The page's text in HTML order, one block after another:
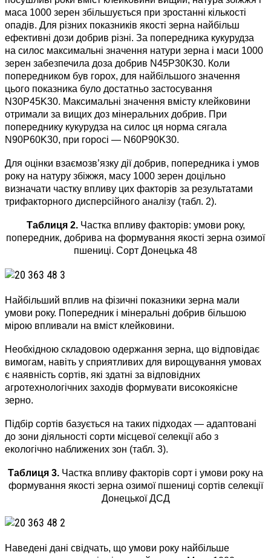
маса 1000 зерен збільшується при зростанні кількості
опадів. Для різних показників якості зерна найбільш
ефективні дози добрив різні. За попередника кукурудза
на силос максимальні значення натури зерна і маси 1000
зерен забезпечила доза добрив N45P30K30. Коли
попередником був горох, для найбільшого значення
цього показника було достатньо застосування
N30P45K30. Максимальні значення вмісту клейковини
отримали за вищих доз мінеральних добрив. При
попереднику кукурудза на силос ця норма сягала
N90P60K30, при горосі — N60P90K30.
Для оцінки взаємозв’язку дії добрив, попередника і умов
року на натуру збіжжя, масу 1000 зерен доцільно
визначати частку впливу цих факторів за результатами
трифакторного дисперсійного аналізу (табл. 2).
Таблиця 2. Частка впливу факторів: умови року,
попередник, добрива на формування якості зерна озимої
пшениці. Сорт Донецька 48
Найбільший вплив на фізичні показники зерна мали
умови року. Попередник і мінеральні добрив більшою
мірою впливали на вміст клейковини.
Необхідною складовою одержання зерна, що відповідає
вимогам, навіть у сприятливих для вирощування умовах
є наявність сортів, які здатні за відповідних
агротехнологічних заходів формувати високоякісне
зерно.
Підбір сортів базується на таких підходах — адаптовані
до зони діяльності сорти місцевої селекції або з
екологічно наближених зон (табл. 3).
Таблиця 3. Частка впливу факторів сорт і умови року на
формування якості зерна озимої пшениці сортів селекції
Донецької ДСД
Наведені дані свідчать, що умови року найбільше